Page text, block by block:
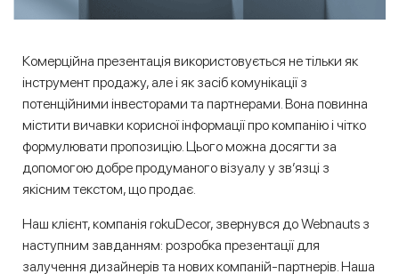
Комерційна презентація використовується не тільки як
інструмент продажу, але і як засіб комунікації з
потенційними інвесторами та партнерами. Вона повинна
містити вичавки корисної інформації про компанію і чітко
формулювати пропозицію. Цього можна досягти за
допомогою добре продуманого візуалу у зв’язці з
якісним текстом, що продає.
Наш клієнт, компанія rokuDecor, звернувся до Webnauts з
наступним завданням: розробка презентації для
залучення дизайнерів та нових компаній-партнерів. Наша